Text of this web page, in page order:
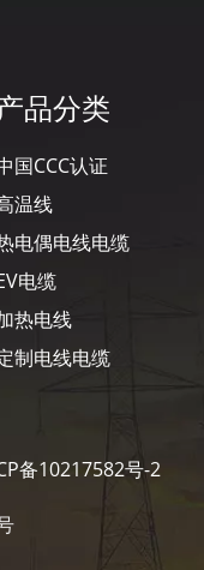
品分类
国CCC认证
温线
电偶电线电缆
电缆
热电线
制电线电缆
备10217582号-2